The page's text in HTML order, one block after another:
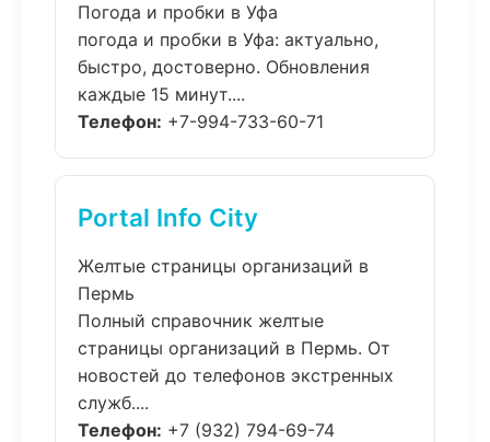
Погода и пробки в Уфа
погода и пробки в Уфа: актуально,
быстро, достоверно. Обновления
каждые 15 минут....
Телефон: +7-994-733-60-71
Portal Info City
Желтые страницы организаций в
Пермь
Полный справочник желтые
страницы организаций в Пермь. От
новостей до телефонов экстренных
служб....
Телефон: +7 (932) 794-69-74